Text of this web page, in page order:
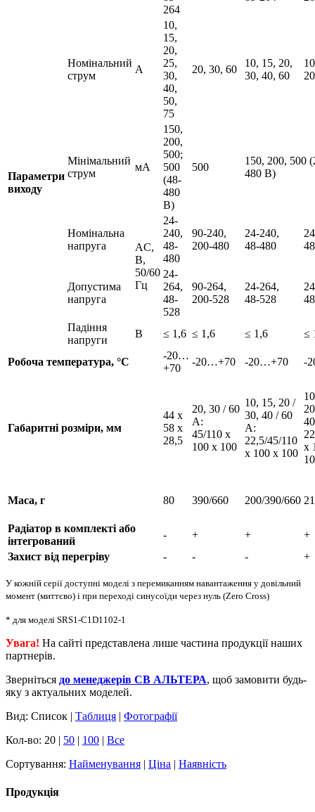
264
Параметри
виходу
Номінальний
струм
А
10,
15,
20,
25,
30,
40,
50,
75
20, 30, 60
10, 15, 20,
30, 40, 60
Мінімальний
струм
мА
150,
200,
500;
500
(48-
480
В)
500
150, 200, 500
480 В)
Номінальна
напруга
AC,
В,
50/60
Гц
24-
240,
48-
480
90-240,
200-480
24-240,
48-480
Допустима
напруга
24-
264,
48-
528
90-264,
200-528
24-264,
48-528
Падіння
напруги
В ≤ 1,6 ≤ 1,6 ≤ 1,6 ≤
Робоча температура, °С
-20…
+70
-20…+70 -20…+70 -
Габаритні розміри, мм
44 х
58 х
28,5
20, 30 / 60
А:
45/110 х
100 х 100
10, 15, 20 /
30, 40 / 60
А:
22,5/45/110
х 100 х 100
х
Маса, г 80 390/660 200/390/660
Радіатор в комплекті або
інтегрований
- + +
+
Захист від перегріву
- - - +
У кожній серії доступні моделі з перемиканням навантаження у довільний
момент (миттєво) і при переході синусоїди через нуль (Zero Cross)
* для моделі SRS1-C1D1102-1
Увага! На сайті представлена лише частина продукції наших
партнерів.
Зверніться до менеджерів СВ АЛЬТЕРА, щоб замовити будь-
яку з актуальних моделей.
Вид: Список | Таблиця | Фотографії
Кол-во: 20 | 50 | 100 | Все
Сортування: Найменування | Ціна | Наявність
Продукція